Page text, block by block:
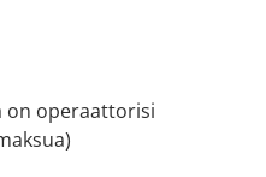
on operaattorisi